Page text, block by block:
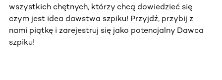
wszystkich chętnych, którzy chcą dowiedzieć się
czym jest idea dawstwa szpiku! Przyjdź, przybij z
nami piątkę i zarejestruj się jako potencjalny Dawca
szpiku!